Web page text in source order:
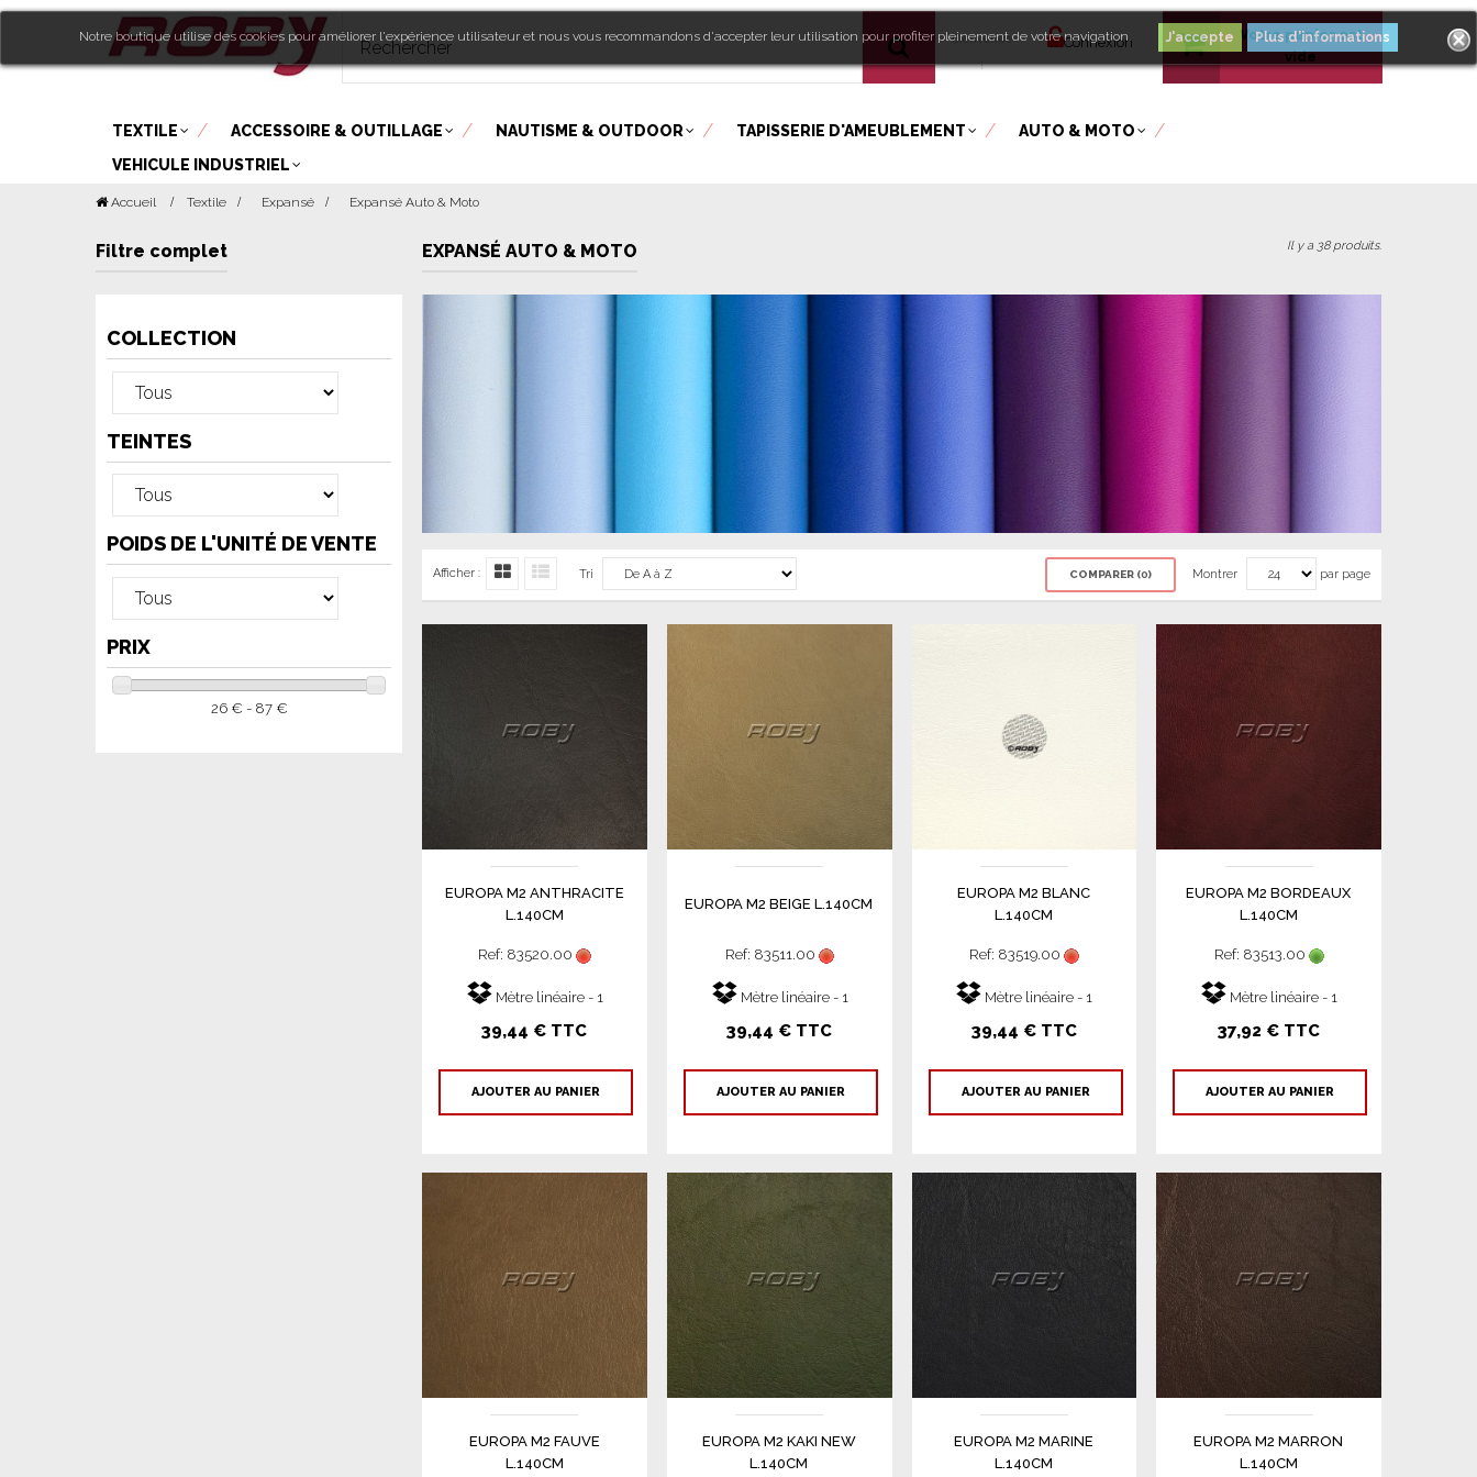
Votre panier est
vide
Bienvenue
!
Notre boutique utilise des cookies pour améliorer l'expérience utilisateur et nous vous recommandons d'accepter leur utilisation pour profiter pleinement de votre navigation. Plus d'informations
Connexion
TEXTILE ACCESSOIRE & OUTILLAGE NAUTISME & OUTDOOR TAPISSERIE D'AMEUBLEMENT
AUTO & MOTO
VEHICULE INDUSTRIEL
Accueil Textile > Expansé > Expansé Auto & Moto
Filtre complet
COLLECTION
TEINTES
POIDS DE L'UNITÉ DE VENTE
PRIX
26 € - 87 €
EXPANSÉ AUTO & MOTO Il y a 38 produits.
Afficher : Tri Montrer par page
COMPARER (0)
EUROPA M2 ANTHRACITE
L.140CM
Ref: 83520.00
Mètre linéaire - 1
39,44 € TTC
AJOUTER AU PANIER
EUROPA M2 BEIGE L.140CM
Ref: 83511.00
Mètre linéaire - 1
39,44 € TTC
AJOUTER AU PANIER
EUROPA M2 BLANC
L.140CM
Ref: 83519.00
Mètre linéaire - 1
39,44 € TTC
AJOUTER AU PANIER
EUROPA M2 BORDEAUX
L.140CM
Ref: 83513.00
Mètre linéaire - 1
37,92 € TTC
AJOUTER AU PANIER
EUROPA M2 FAUVE
L.140CM
EUROPA M2 KAKI NEW
L.140CM
EUROPA M2 MARINE
L.140CM
EUROPA M2 MARRON
L.140CM